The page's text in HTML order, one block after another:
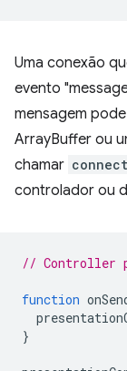
Uma conexão
evento
mensagem
ArrayBuffer ou
chamar
controlador ou
// Controller
function
}